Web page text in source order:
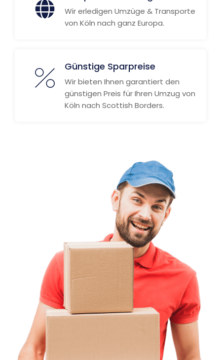
Wir erledigen Umzüge & Transporte
von Köln nach ganz Europa.
Günstige Sparpreise
Wir bieten Ihnen garantiert den
günstigen Preis für Ihren Umzug von
Köln nach Scottish Borders.